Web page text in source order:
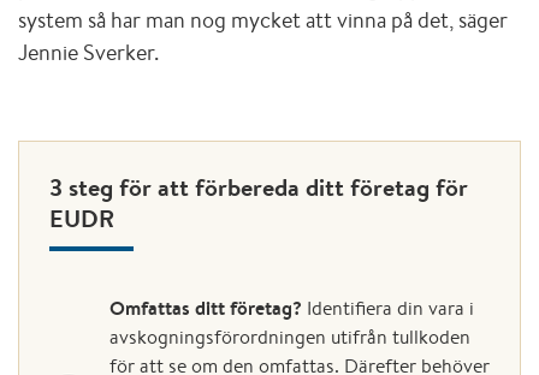
system så har man nog mycket att vinna på det, säger
Jennie Sverker.
3 steg för att förbereda ditt företag för
EUDR
Omfattas ditt företag? Identifiera din vara i
avskogningsförordningen utifrån tullkoden
för att se om den omfattas. Därefter behöver